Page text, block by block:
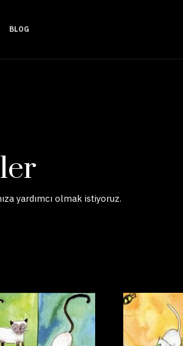
BLOG
yardımcı olmak istiyoruz.